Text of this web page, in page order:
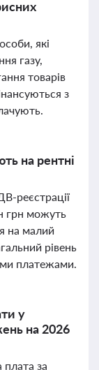
які
газу,
товарів
з
на рентні
реєстрації
грн можуть
на малий
рівень
платежами.
у
на 2026
за